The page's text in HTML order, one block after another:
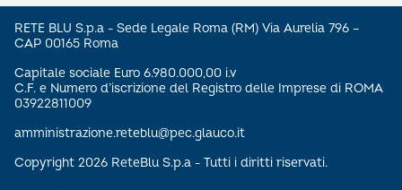
RETE BLU S.p.a - Sede Legale Roma (RM) Via Aurelia 796 –
CAP 00165 Roma
Capitale sociale Euro 6.980.000,00 i.v
C.F. e Numero d’iscrizione del Registro delle Imprese di ROMA
03922811009
amministrazione.reteblu@pec.glauco.it
Copyright 2026 ReteBlu S.p.a - Tutti i diritti riservati.